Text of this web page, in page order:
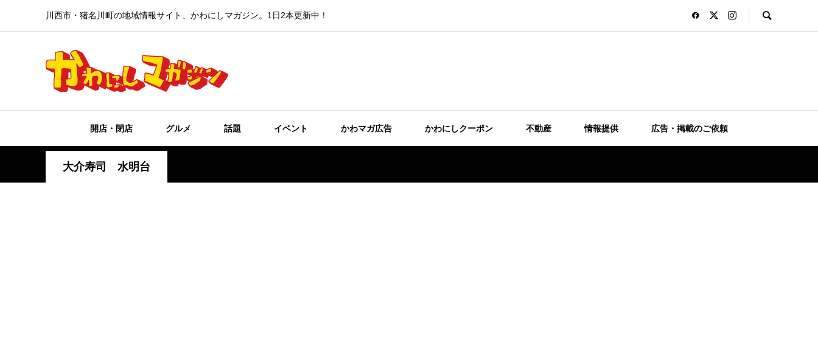
川西市・猪名川町の地域情報サイト、かわにしマガジン。1日2本更新中！
開店・閉店 グルメ 話題 イベント かわマガ広告 かわにしクーポン 不動産 情報提供 広告・掲載のご依頼
大介寿司 水明台